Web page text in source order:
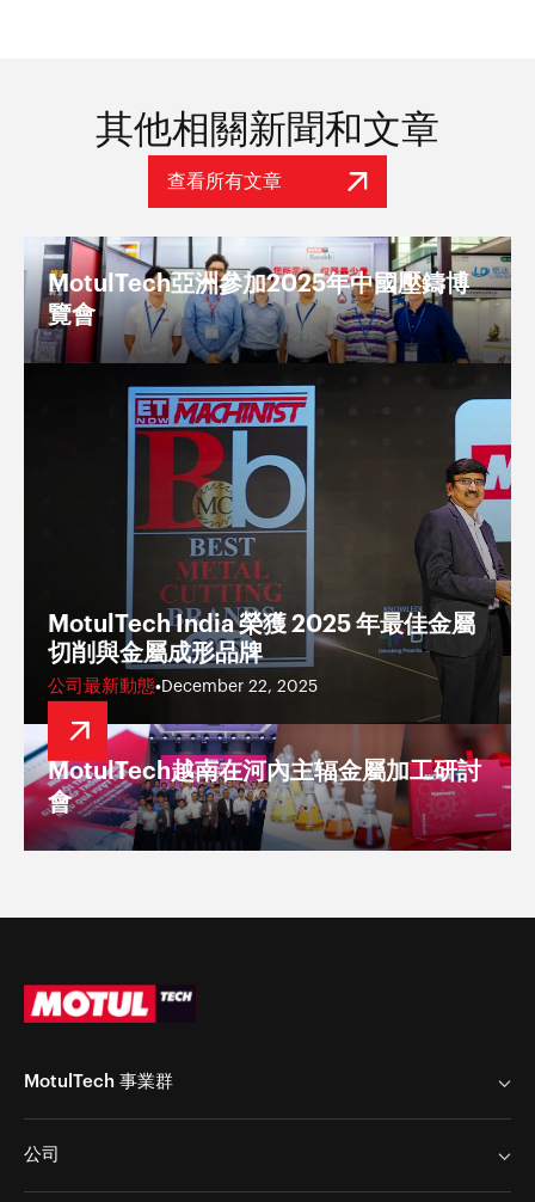
其他相關新聞和文章
查看所有文章
MotulTech亞洲參加2025年中國壓鑄博
覽會
MotulTech India 榮獲 2025 年最佳金屬
切削與金屬成形品牌
公司最新動態•December 22, 2025
MotulTech越南在河內主辐金屬加工研討
會
MotulTech 事業群
公司